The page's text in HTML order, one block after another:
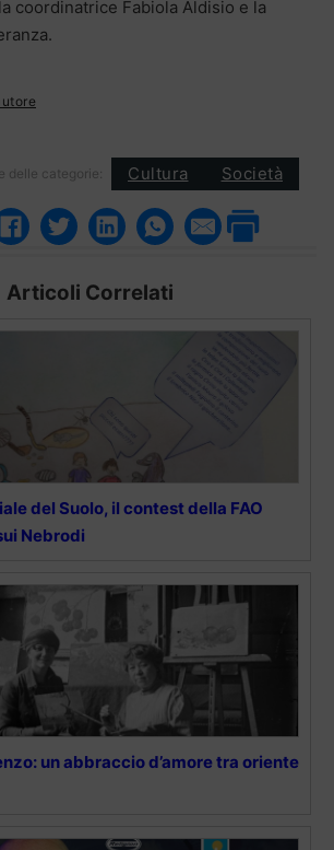
coordinatrice Fabiola Aldisio e la
delle categorie: Cultura Società
Articoli Correlati
del Suolo, il contest della FAO
Nebrodi
un abbraccio d’amore tra oriente